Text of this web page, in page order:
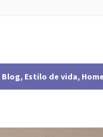
Blog, Estilo de vida, Home